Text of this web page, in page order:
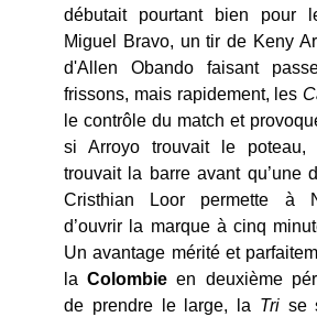
débutait pourtant bien pour
Miguel Bravo, un tir de Keny
d'Allen Obando faisant
frissons, mais rapidement, les
le contrôle du match et
si Arroyo trouvait le poteau,
trouvait la barre avant qu’une
Cristhian Loor permette à
d’ouvrir la marque à cinq
Un avantage mérité et
laColombie en deuxième
de prendre le large, la Trise